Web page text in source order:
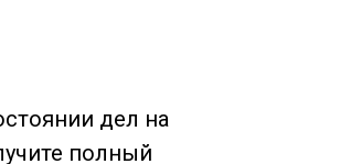
дел на
полный